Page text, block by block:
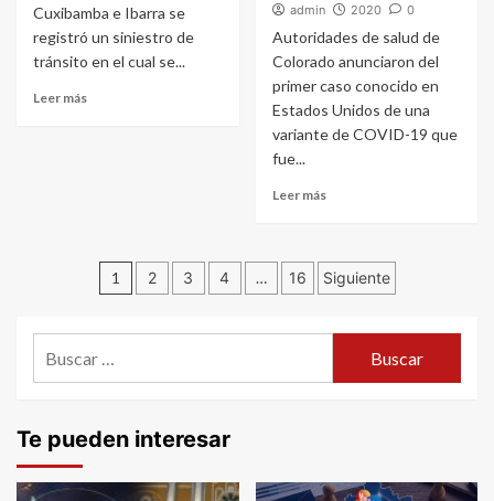
Cuxibamba e Ibarra se
registró un siniestro de
tránsito en el cual se...
Leer más
admin 2020 0
Autoridades de salud de
Colorado anunciaron del
primer caso conocido en
Estados Unidos de una
variante de COVID-19 que
fue...
Leer más
Navegación
entradas
1 2 3 4 … 16 Siguiente
Te pueden interesar